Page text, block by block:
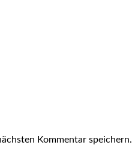
Kommentar speichern.